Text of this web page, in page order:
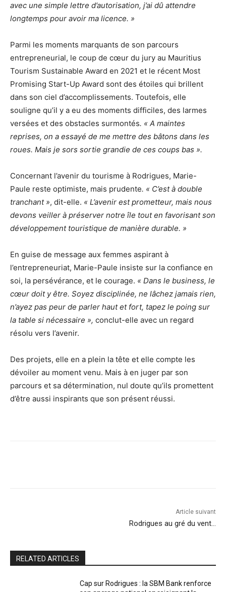
avec une simple lettre d’autorisation, j’ai dû attendre
longtemps pour avoir ma licence. »
Parmi les moments marquants de son parcours
entrepreneurial, le coup de cœur du jury au Mauritius
Tourism Sustainable Award en 2021 et le récent Most
Promising Start-Up Award sont des étoiles qui brillent
dans son ciel d’accomplissements. Toutefois, elle
souligne qu’il y a eu des moments difficiles, des larmes
versées et des obstacles surmontés. « A maintes
reprises, on a essayé de me mettre des bâtons dans les
roues. Mais je sors sortie grandie de ces coups bas ».
Concernant l’avenir du tourisme à Rodrigues, Marie-
Paule reste optimiste, mais prudente. « C’est à double
tranchant », dit-elle. « L’avenir est prometteur, mais nous
devons veiller à préserver notre île tout en favorisant son
développement touristique de manière durable. »
En guise de message aux femmes aspirant à
l’entrepreneuriat, Marie-Paule insiste sur la confiance en
soi, la persévérance, et le courage. « Dans le business, le
cœur doit y être. Soyez disciplinée, ne lâchez jamais rien,
n’ayez pas peur de parler haut et fort, tapez le poing sur
la table si nécessaire », conclut-elle avec un regard
résolu vers l’avenir.
Des projets, elle en a plein la tête et elle compte les
dévoiler au moment venu. Mais à en juger par son
parcours et sa détermination, nul doute qu’ils promettent
d’être aussi inspirants que son présent réussi.
Article suivant
Rodrigues au gré du vent…
RELATED ARTICLES
Cap sur Rodrigues : la SBM Bank renforce